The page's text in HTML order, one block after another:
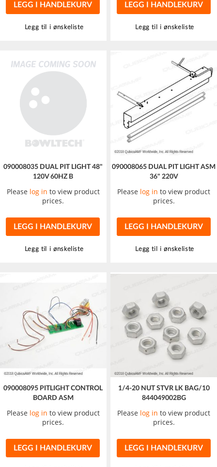
LEGG I HANDLEKURV
Legg til i ønskeliste
LEGG I HANDLEKURV
Legg til i ønskeliste
090008035 DUAL PIT LIGHT 48"
120V 60HZ B
Please log in to view product
prices.
LEGG I HANDLEKURV
Legg til i ønskeliste
090008065 DUAL PIT LIGHT ASM
36" 220V
Please log in to view product
prices.
LEGG I HANDLEKURV
Legg til i ønskeliste
090008095 PITLIGHT CONTROL
BOARD ASM
Please log in to view product
prices.
LEGG I HANDLEKURV
1/4-20 NUT STVR LK BAG/10
844049002BG
Please log in to view product
prices.
LEGG I HANDLEKURV